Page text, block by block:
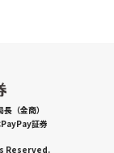
（金商）
証券
Reserved.